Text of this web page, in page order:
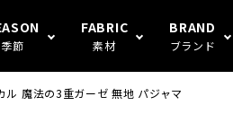
季節
FABRIC
素材
BRAND
ブランド
ル 魔法の3重ガーゼ 無地 パジャマ